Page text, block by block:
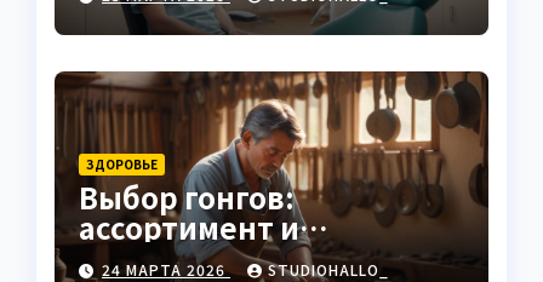
ЗДОРОВЬЕ
Выбор гонгов:
ассортимент и
характеристики
24 МАРТА 2026 STUDIOHALLO_